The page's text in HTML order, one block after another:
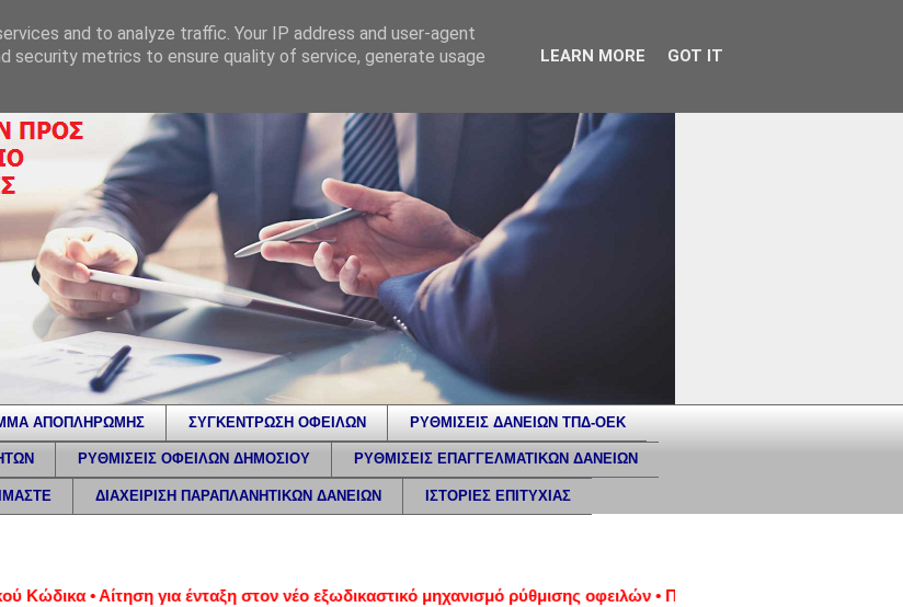
ΑΠΟΠΛΗΡΩΜΗΣ ΣΥΓΚΕΝΤΡΩΣΗ ΟΦΕΙΛΩΝ ΡΥΘΜΙΣΕΙΣ ΔΑΝΕΙΩΝ ΤΠΔ-ΟΕΚ
ΡΥΘΜΙΣΕΙΣ ΟΦΕΙΛΩΝ ΔΗΜΟΣΙΟΥ ΡΥΘΜΙΣΕΙΣ ΕΠΑΓΓΕΛΜΑΤΙΚΩΝ ΔΑΝΕΙΩΝ
ΔΙΑΧΕΙΡΙΣΗ ΠΑΡΑΠΛΑΝΗΤΙΚΩΝ ΔΑΝΕΙΩΝ ΙΣΤΟΡΙΕΣ ΕΠΙΤΥΧΙΑΣ
Αίτηση για ένταξη στον νέο εξωδικαστικό μηχανισμό ρύθμισης οφειλών • Προστασία από κατασχέσεις
and to analyze traffic. Your IP address and user-agent
security metrics to ensure quality of service, generate usage
LEARN MORE GOT IT